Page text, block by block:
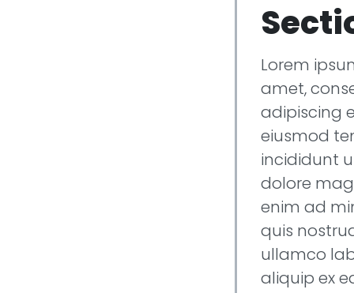
Lorem
amet,
adipiscing
eiusmod
incididunt
dolore
enim ad
quis
ullamco
aliquip ex